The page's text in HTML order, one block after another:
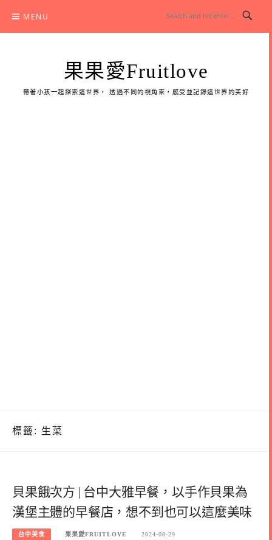
content
MENU
果果愛Fruitlove
帶著小孩一起探索這世界， 透過不同的視角來，感受並記錄這世界的美好
標籤: 生菜
貝果餓次方 | 台中大雅早餐，以手作貝果為
漢堡主體的早餐店，想不到也可以這麼美味
台中美食 果果愛FRUITLOVE 2024-08-29